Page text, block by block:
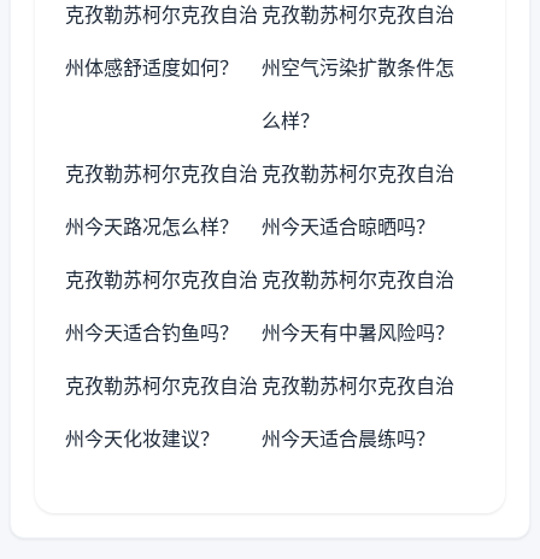
克孜勒苏柯尔克孜自治
州体感舒适度如何？
克孜勒苏柯尔克孜自治
州空气污染扩散条件怎
么样？
克孜勒苏柯尔克孜自治
州今天路况怎么样？
克孜勒苏柯尔克孜自治
州今天适合晾晒吗？
克孜勒苏柯尔克孜自治
州今天适合钓鱼吗？
克孜勒苏柯尔克孜自治
州今天有中暑风险吗？
克孜勒苏柯尔克孜自治
州今天化妆建议？
克孜勒苏柯尔克孜自治
州今天适合晨练吗？